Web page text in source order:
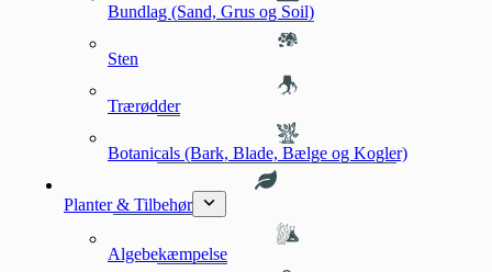
Bundlag (Sand, Grus og Soil)
Sten
Trærødder
Botanicals (Bark, Blade, Bælge og Kogler)
Planter & Tilbehør
Algebekæmpelse